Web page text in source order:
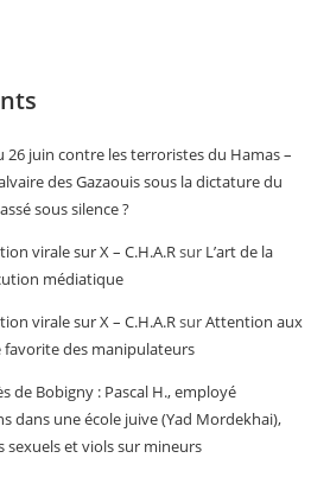
26 juin contre les terroristes du Hamas –
des Gazaouis sous la dictature du
sous silence ?
virale sur X – C.H.A.Rsur L’art de la
médiatique
virale sur X – C.H.A.RsurAttention aux
favorite des manipulateurs
de Bobigny : Pascal H., employé
dans une école juive (Yad Mordekhai),
et viols sur mineurs